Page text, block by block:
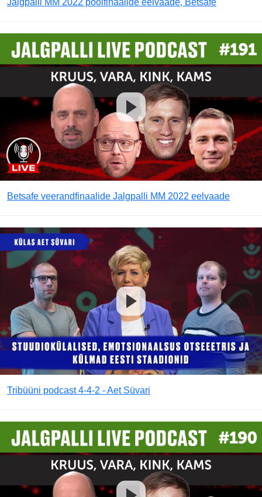
Betsafe veerandfinaalide Jalgpalli MM 2022 eelvaade
Tribüüni podcast 4-4-2 - Aet Süvari